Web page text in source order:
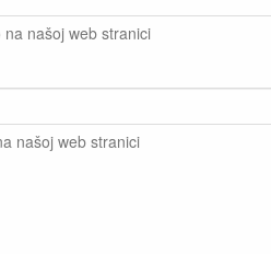
našoj web stranici
našoj web stranici